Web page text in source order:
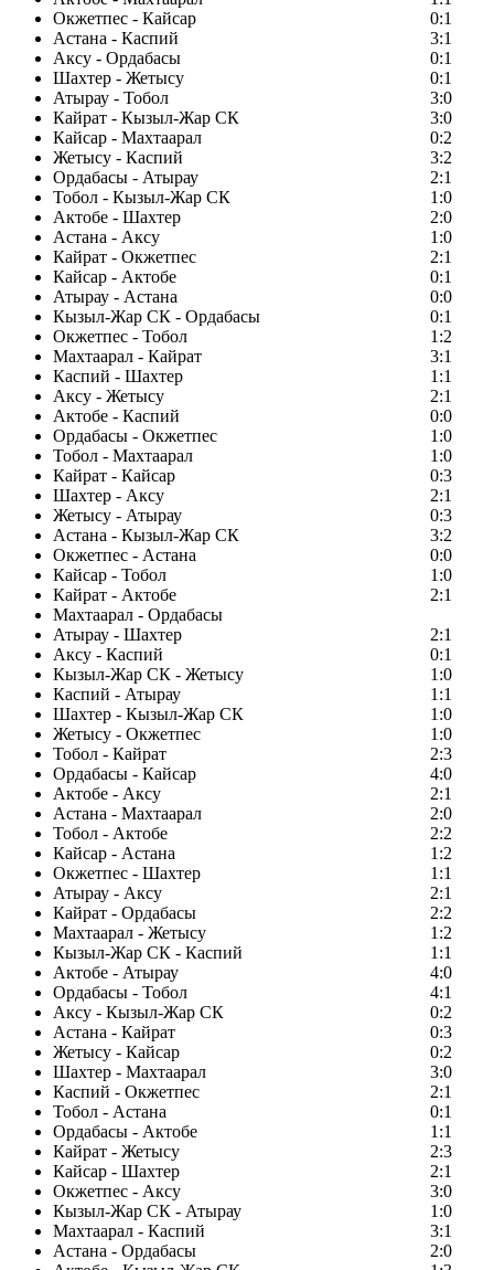
Окжетпес - Кайсар
0:1
Астана - Каспий
3:1
Аксу - Ордабасы
0:1
Шахтер - Жетысу
0:1
Атырау - Тобол
3:0
Кайрат - Кызыл-Жар СК
3:0
Кайсар - Махтаарал
0:2
Жетысу - Каспий
3:2
Ордабасы - Атырау
2:1
Тобол - Кызыл-Жар СК
1:0
Актобе - Шахтер
2:0
Астана - Аксу
1:0
Кайрат - Окжетпес
2:1
Кайсар - Актобе
0:1
Атырау - Астана
0:0
Кызыл-Жар СК - Ордабасы
0:1
Окжетпес - Тобол
1:2
Махтаарал - Кайрат
3:1
Каспий - Шахтер
1:1
Аксу - Жетысу
2:1
Актобе - Каспий
0:0
Ордабасы - Окжетпес
1:0
Тобол - Махтаарал
1:0
Кайрат - Кайсар
0:3
Шахтер - Аксу
2:1
Жетысу - Атырау
0:3
Астана - Кызыл-Жар СК
3:2
Окжетпес - Астана
0:0
Кайсар - Тобол
1:0
Кайрат - Актобе
2:1
Махтаарал - Ордабасы
Атырау - Шахтер
2:1
Аксу - Каспий
0:1
Кызыл-Жар СК - Жетысу
1:0
Каспий - Атырау
1:1
Шахтер - Кызыл-Жар СК
1:0
Жетысу - Окжетпес
1:0
Тобол - Кайрат
2:3
Ордабасы - Кайсар
4:0
Актобе - Аксу
2:1
Астана - Махтаарал
2:0
Тобол - Актобе
2:2
Кайсар - Астана
1:2
Окжетпес - Шахтер
1:1
Атырау - Аксу
2:1
Кайрат - Ордабасы
2:2
Махтаарал - Жетысу
1:2
Кызыл-Жар СК - Каспий
1:1
Актобе - Атырау
4:0
Ордабасы - Тобол
4:1
Аксу - Кызыл-Жар СК
0:2
Астана - Кайрат
0:3
Жетысу - Кайсар
0:2
Шахтер - Махтаарал
3:0
Каспий - Окжетпес
2:1
Тобол - Астана
0:1
Ордабасы - Актобе
1:1
Кайрат - Жетысу
2:3
Кайсар - Шахтер
2:1
Окжетпес - Аксу
3:0
Кызыл-Жар СК - Атырау
1:0
Махтаарал - Каспий
3:1
Астана - Ордабасы
2:0